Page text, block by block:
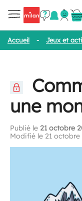
Accueil - Jeux et
une
Publié le 21 octobre
Modifié le 21 octobre